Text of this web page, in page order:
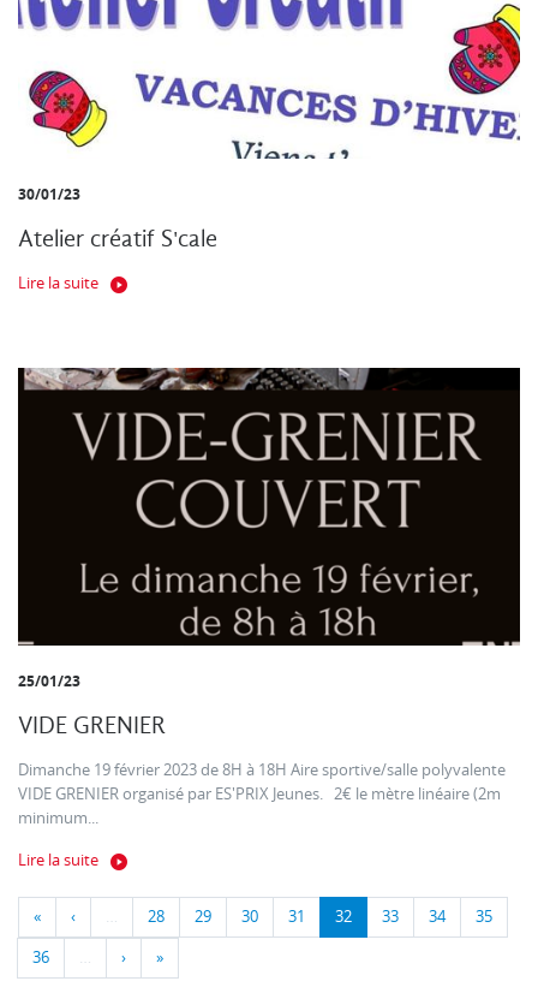
30/01/23
Atelier créatif S'cale
Lire la suite
25/01/23
VIDE GRENIER
Dimanche 19 février 2023 de 8H à 18H Aire sportive/salle polyvalente
VIDE GRENIER organisé par ES'PRIX Jeunes. 2€ le mètre linéaire (2m
minimum...
Lire la suite
« ‹ … 28 29 30 31 32 33 34 35
36 … › »